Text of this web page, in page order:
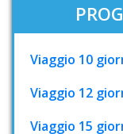
Viaggio 10
Viaggio 12
Viaggio 15